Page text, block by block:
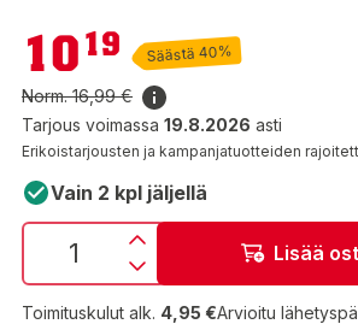
10,19 €
1019 Säästä 40%
Norm.16,99 €
Tarjous voimassa 19.8.2026 asti
Erikoistarjousten ja kampanjatuotteiden
Vain 2 kpl jäljellä
Lisää
Toimituskulut alk. 4,95 €Arvioitu